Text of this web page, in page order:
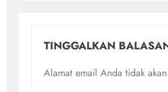
TINGGALKAN
Alamat email Anda tidak